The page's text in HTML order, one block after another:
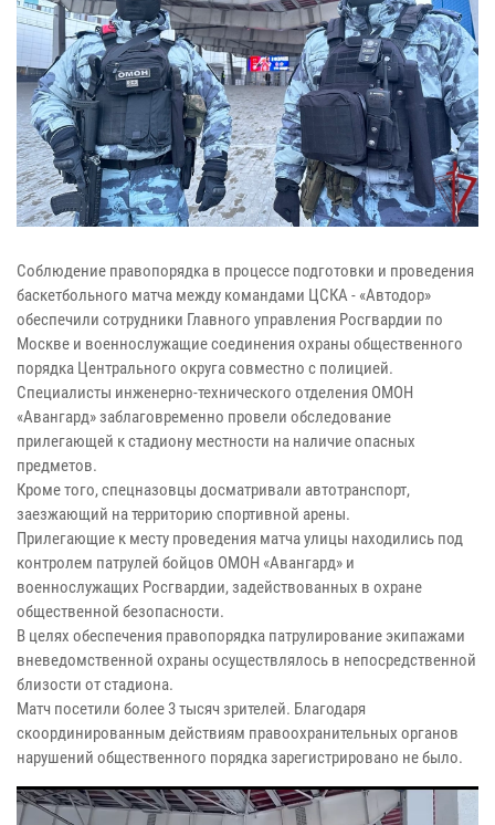
Соблюдение правопорядка в процессе подготовки и проведения
баскетбольного матча между командами ЦСКА - «Автодор»
обеспечили сотрудники Главного управления Росгвардии по
Москве и военнослужащие соединения охраны общественного
порядка Центрального округа совместно с полицией.
Специалисты инженерно-технического отделения ОМОН
«Авангард» заблаговременно провели обследование
прилегающей к стадиону местности на наличие опасных
предметов.
Кроме того, спецназовцы досматривали автотранспорт,
заезжающий на территорию спортивной арены.
Прилегающие к месту проведения матча улицы находились под
контролем патрулей бойцов ОМОН «Авангард» и
военнослужащих Росгвардии, задействованных в охране
общественной безопасности.
В целях обеспечения правопорядка патрулирование экипажами
вневедомственной охраны осуществлялось в непосредственной
близости от стадиона.
Матч посетили более 3 тысяч зрителей. Благодаря
скоординированным действиям правоохранительных органов
нарушений общественного порядка зарегистрировано не было.